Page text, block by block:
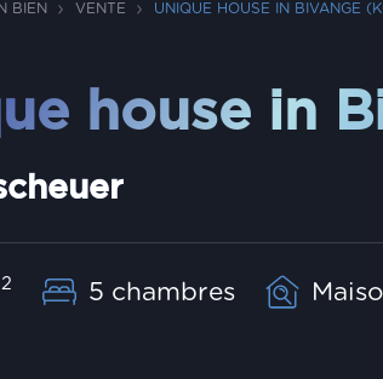
BIEN VENTE UNIQUE HOUSE IN BIVANGE
house in
2 5 chambres